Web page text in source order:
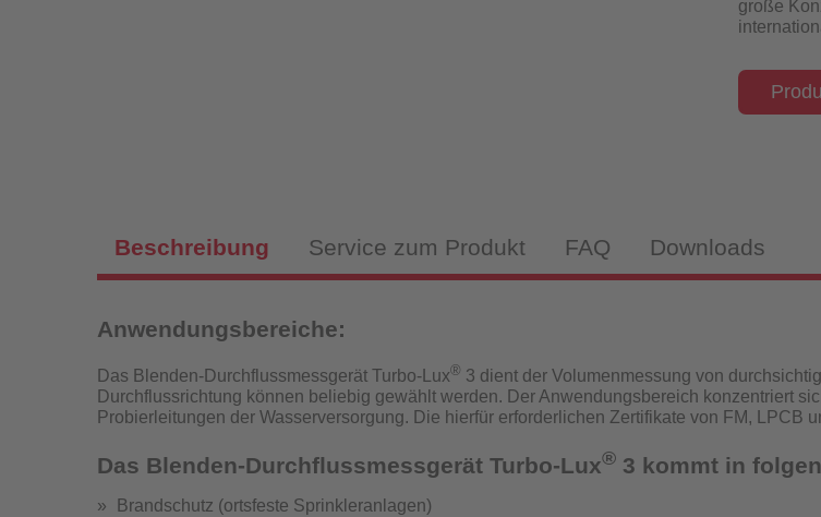
Füllstandanzeiger
Prüfgeräte
große
Beschreibung Service zum Produkt FAQ Downloads
Anwendungsbereiche:
Das Blenden-Durchflussmessgerät Turbo-Lux® 3 dient der Volumenmessung von
Durchflussrichtung können beliebig gewählt werden. Der Anwendungsbereich konzentriert
Probierleitungen der Wasserversorgung. Die hierfür erforderlichen Zertifikate von FM, LPCB
Das Blenden-Durchflussmessgerät Turbo-Lux®3 kommt in
Brandschutz (ortsfeste Sprinkleranlagen)